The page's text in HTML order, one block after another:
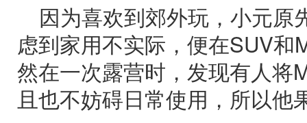
因为喜欢到郊外玩，小元原
虑到家用不实际，便在SUV和
然在一次露营时，发现有人将
且也不妨碍日常使用，所以他